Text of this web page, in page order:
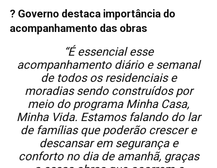
? Governo destaca importância do
acompanhamento das obras
“É essencial esse
acompanhamento diário e semanal
de todos os residenciais e
moradias sendo construídos por
meio do programa Minha Casa,
Minha Vida. Estamos falando do lar
de famílias que poderão crescer e
descansar em segurança e
conforto no dia de amanhã, graças